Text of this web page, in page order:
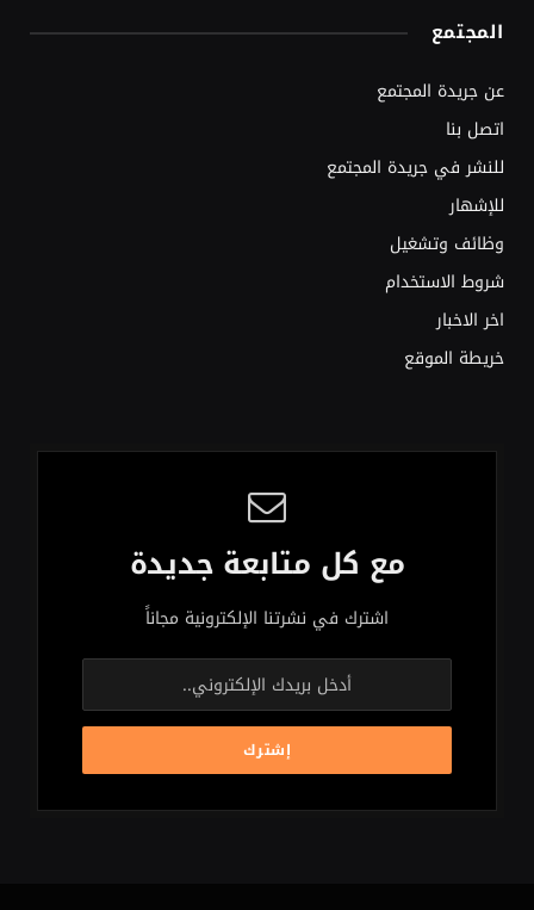
المجتمع
عن جريدة المجتمع
اتصل بنا
للنشر في جريدة المجتمع
للإشهار
وظائف وتشغيل
شروط الاستخدام
اخر الاخبار
خريطة الموقع
مع كل متابعة جديدة
اشترك في نشرتنا الإلكترونية مجاناً